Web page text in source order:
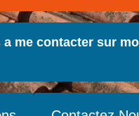
a me contacter sur